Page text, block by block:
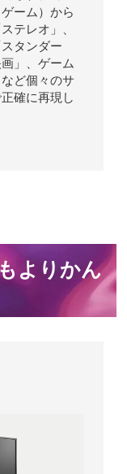
ーム）から
テレオ」、
タンダー
」、ゲーム
ど個々のサ
確に再現し
よりかん